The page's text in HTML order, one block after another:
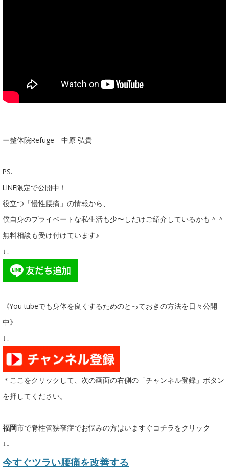
ー整体院Refuge 中原 弘貴
PS.
LINE限定で公開中！
役立つ「慢性腰痛」の情報から、
僕自身のプライベートな私生活も少〜しだけご紹介しているかも＾＾
無料相談も受け付けています♪
↓↓
《You tubeでも身体を良くするためのとっておきの方法を日々公開
中》
↓↓
＊ここをクリックして、次の画面の右側の「チャンネル登録」ボタン
を押してください。
福岡市で脊柱管狭窄症でお悩みの方はいますぐコチラをクリック
↓↓
今すぐツラい腰痛を改善する